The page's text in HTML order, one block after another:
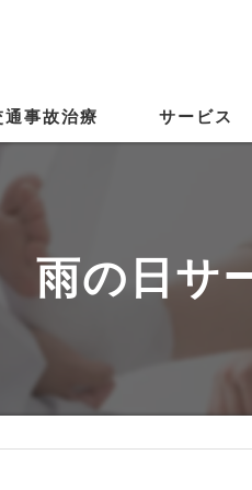
通事故治療 サービス
スポーツ外傷
骨盤矯正
雨の日サ